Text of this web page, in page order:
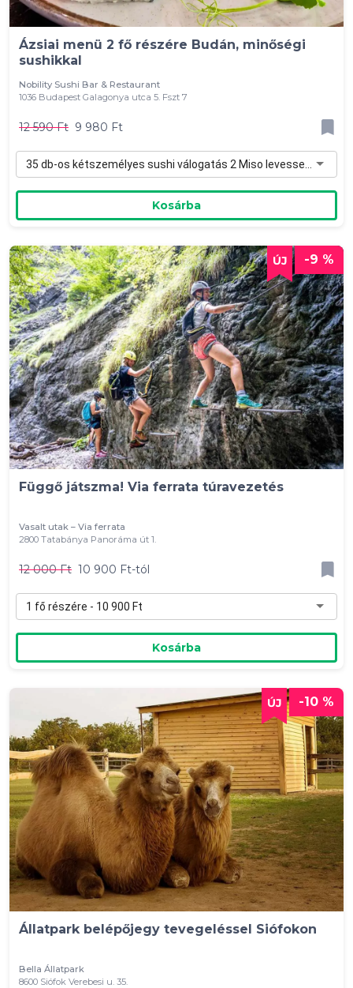
Ázsiai menü 2 fő részére Budán, minőségi
sushikkal
Nobility Sushi Bar & Restaurant
1036 Budapest Galagonya utca 5. Fszt 7
12 590 Ft 9 980 Ft
Kosárba
-9 %
Függő játszma! Via ferrata túravezetés
Vasalt utak – Via ferrata
2800 Tatabánya Panoráma út 1.
12 000 Ft 10 900 Ft-tól
1 fő részére - 10 900 Ft
Kosárba
-10 %
Állatpark belépőjegy tevegeléssel Siófokon
Bella Állatpark
8600 Siófok Verebesi u. 35.